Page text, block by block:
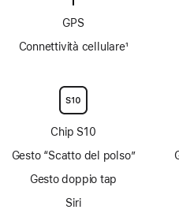
GPS
Connettività cellulare1
Chip S10
Gesto “Scatto del polso”
Gesto doppio tap
Siri